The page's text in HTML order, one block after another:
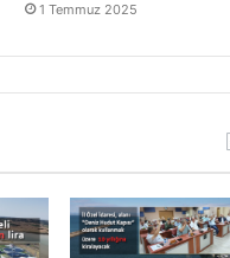
1 Temmuz 2025